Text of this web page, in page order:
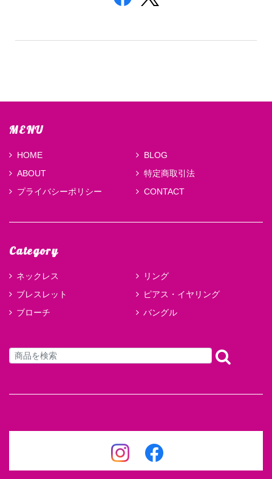
MENU
HOME
BLOG
ABOUT
特定商取引法
プライバシーポリシー
CONTACT
Category
ネックレス
リング
ブレスレット
ピアス・イヤリング
ブローチ
バングル